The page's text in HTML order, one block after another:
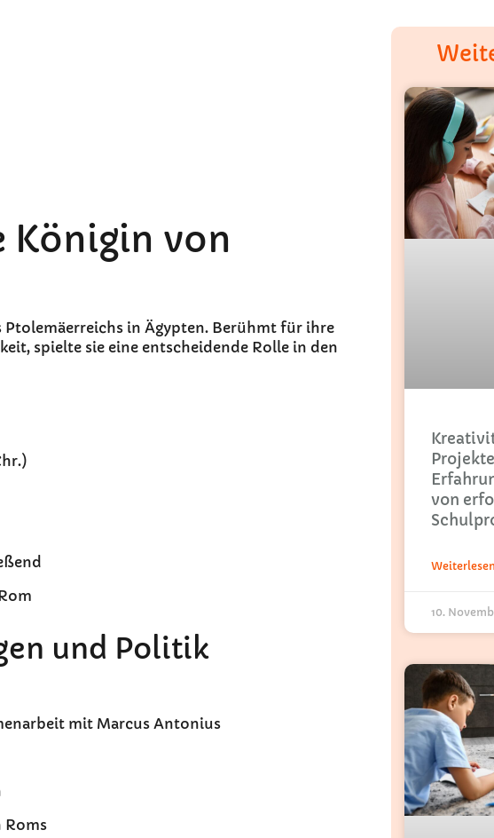
Königin von
Ptolemäerreichs in Ägypten. Berühmt für ihre
spielte sie eine entscheidende Rolle in den
und Politik
mit Marcus Antonius
Roms
von
10.